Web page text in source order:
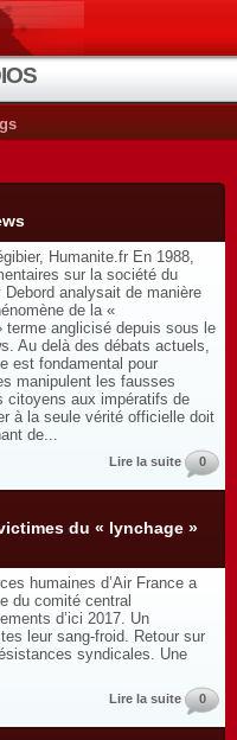
Humanite.fr En 1988,
sur la société du
analysait de manière
de la «
terme anglicisé depuis sous le
Au delà des débats actuels,
est fondamental pour
manipulent les fausses
citoyens aux impératifs de
à la seule vérité officielle doit
de...
Lire la suite 0
du « lynchage »
humaines d’Air France a
du comité central
d’ici 2017. Un
leur sang-froid. Retour sur
syndicales. Une
Lire la suite 0